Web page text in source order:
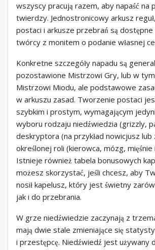
wszyscy pracują razem, aby napaść na
twierdzy. Jednostronicowy arkusz
postaci i arkusze przebrań są
twórcy z monitem o podanie własnej
Konkretne szczegóły napadu są
pozostawione Mistrzowi Gry, lub w
Mistrzowi Miodu, ale podstawowe
w arkuszu zasad. Tworzenie postaci
szybkim i prostym, wymagającym
wyboru rodzaju niedźwiedzia (grizzly,
deskryptora (na przykład nowicjusz lub
określonej roli (kierowca, mózg, mięśnie
Istnieje również tabela bonusowych
możesz skorzystać, jeśli chcesz, aby
nosił kapelusz, który jest świetny
jak i do przebrania.
W grze niedźwiedzie zaczynają z
mają dwie stale zmieniające się
i przestępcę. Niedźwiedź jest używany